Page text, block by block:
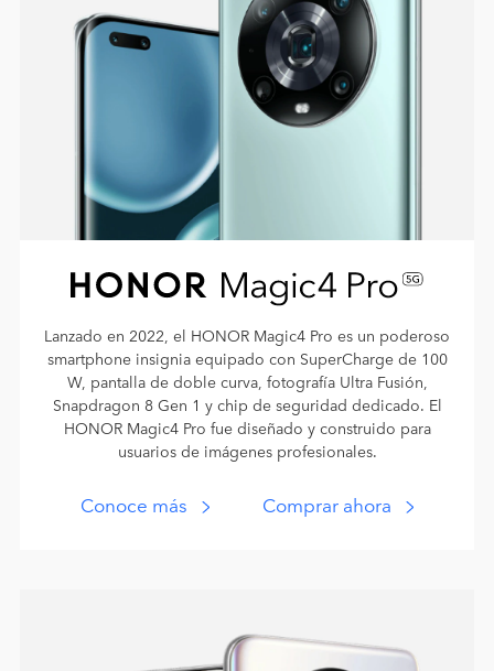
Lanzado en 2022, el HONOR Magic4 Pro es un poderoso
smartphone insignia equipado con SuperCharge de 100
W, pantalla de doble curva, fotografía Ultra Fusión,
Snapdragon 8 Gen 1 y chip de seguridad dedicado. El
HONOR Magic4 Pro fue diseñado y construido para
usuarios de imágenes profesionales.
Conoce más Comprar ahora